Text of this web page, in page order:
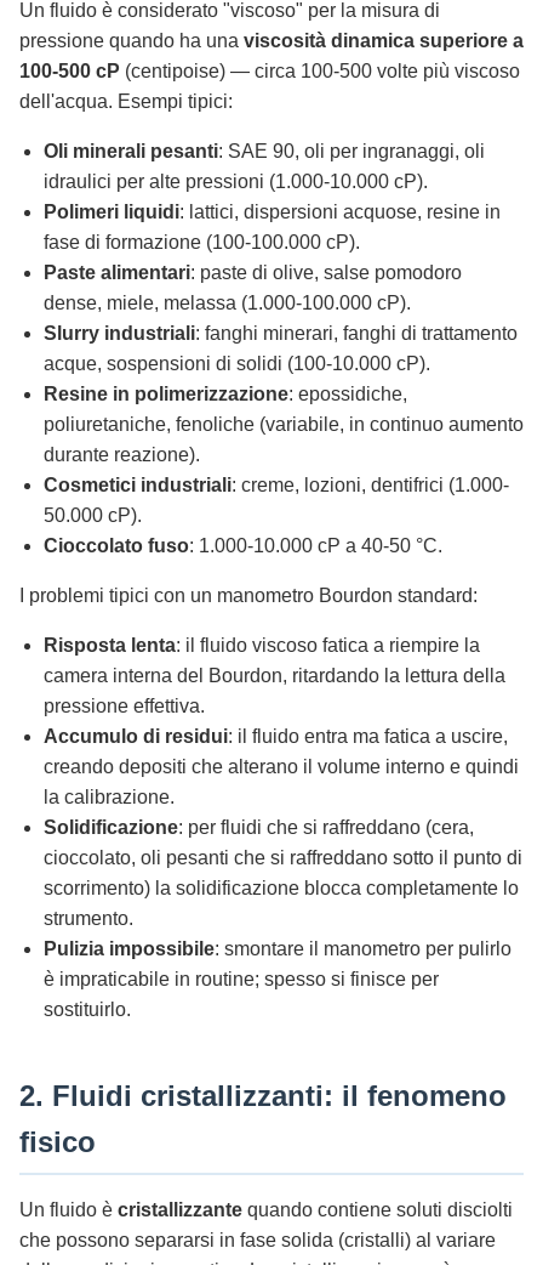
Un fluido è considerato "viscoso" per la misura di
pressione quando ha una viscosità dinamica superiore a
100-500 cP (centipoise) — circa 100-500 volte più viscoso
dell'acqua. Esempi tipici:
Oli minerali pesanti: SAE 90, oli per ingranaggi, oli
idraulici per alte pressioni (1.000-10.000 cP).
Polimeri liquidi: lattici, dispersioni acquose, resine in
fase di formazione (100-100.000 cP).
Paste alimentari: paste di olive, salse pomodoro
dense, miele, melassa (1.000-100.000 cP).
Slurry industriali: fanghi minerari, fanghi di trattamento
acque, sospensioni di solidi (100-10.000 cP).
Resine in polimerizzazione: epossidiche,
poliuretaniche, fenoliche (variabile, in continuo aumento
durante reazione).
Cosmetici industriali: creme, lozioni, dentifrici (1.000-
50.000 cP).
Cioccolato fuso: 1.000-10.000 cP a 40-50 °C.
I problemi tipici con un manometro Bourdon standard:
Risposta lenta: il fluido viscoso fatica a riempire la
camera interna del Bourdon, ritardando la lettura della
pressione effettiva.
Accumulo di residui: il fluido entra ma fatica a uscire,
creando depositi che alterano il volume interno e quindi
la calibrazione.
Solidificazione: per fluidi che si raffreddano (cera,
cioccolato, oli pesanti che si raffreddano sotto il punto di
scorrimento) la solidificazione blocca completamente lo
strumento.
Pulizia impossibile: smontare il manometro per pulirlo
è impraticabile in routine; spesso si finisce per
sostituirlo.
2. Fluidi cristallizzanti: il fenomeno
fisico
Un fluido è cristallizzante quando contiene soluti disciolti
che possono separarsi in fase solida (cristalli) al variare